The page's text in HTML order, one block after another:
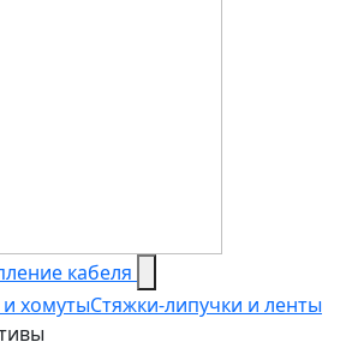
кабеля
хомутыСтяжки-липучки и ленты